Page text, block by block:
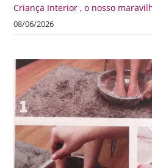
Criança Interior , o nosso
08/06/2026